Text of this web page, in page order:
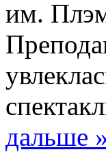
им.
дальше